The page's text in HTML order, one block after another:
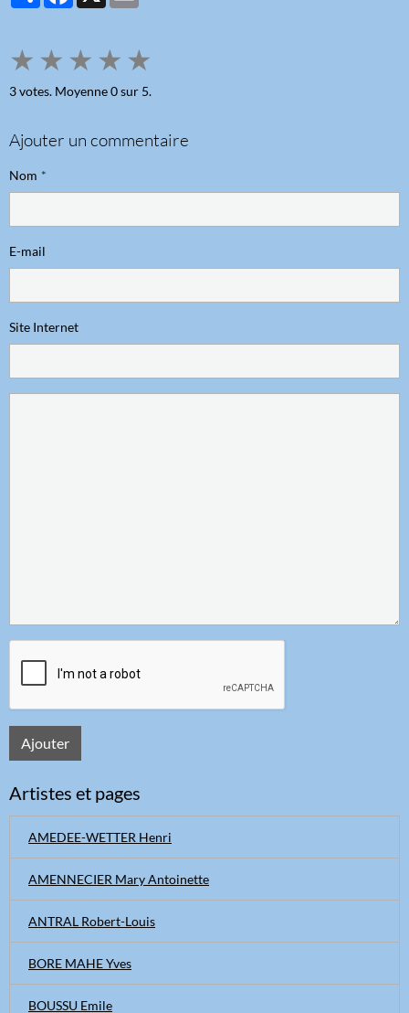
★ ★ ★ ★ ★
3votes. Moyenne0sur 5.
Ajouter un commentaire
Nom
E-mail
Site Internet
Ajouter
Artistes et pages
AMEDEE-WETTER Henri
AMENNECIER Mary Antoinette
ANTRAL Robert-Louis
BORE MAHE Yves
BOUSSU Emile